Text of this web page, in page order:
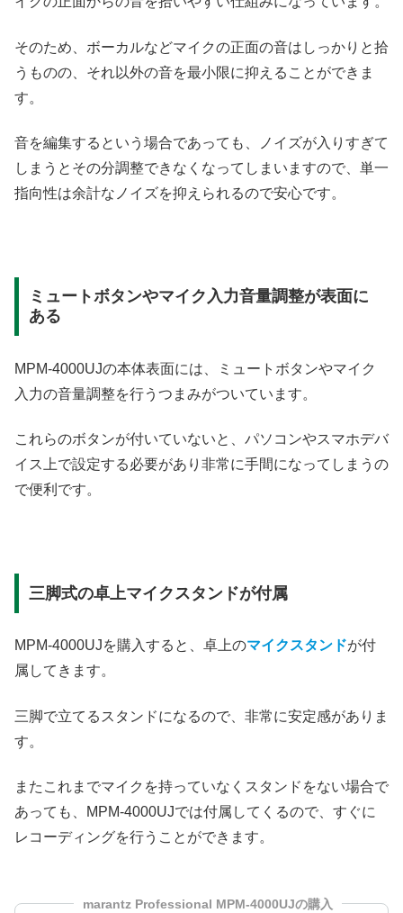
そのため、ボーカルなどマイクの正面の音はしっかりと拾
うものの、それ以外の音を最小限に抑えることができま
す。
音を編集するという場合であっても、ノイズが入りすぎて
しまうとその分調整できなくなってしまいますので、単一
指向性は余計なノイズを抑えられるので安心です。
ミュートボタンやマイク入力音量調整が表面に
ある
MPM-4000UJの本体表面には、ミュートボタンやマイク
入力の音量調整を行うつまみがついています。
これらのボタンが付いていないと、パソコンやスマホデバ
イス上で設定する必要があり非常に手間になってしまうの
で便利です。
三脚式の卓上マイクスタンドが付属
MPM-4000UJを購入すると、卓上のマイクスタンドが付
属してきます。
三脚で立てるスタンドになるので、非常に安定感がありま
す。
またこれまでマイクを持っていなくスタンドをない場合で
あっても、MPM-4000UJでは付属してくるので、すぐに
レコーディングを行うことができます。
marantz Professional MPM-4000UJの購入